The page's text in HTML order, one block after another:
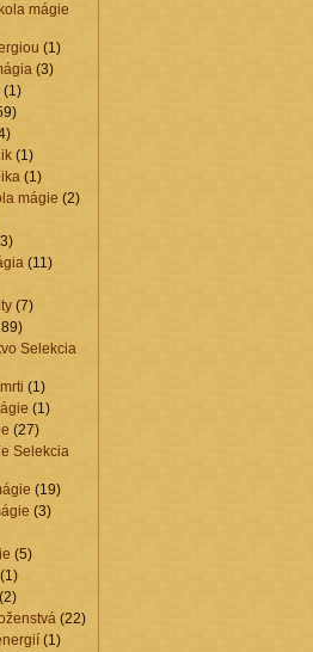
mágie
(1)
(3)
(1)
(1)
(1)
mágie (2)
(11)
(7)
Selekcia
(1)
(1)
(27)
Selekcia
(19)
(3)
(5)
(1)
(22)
(1)